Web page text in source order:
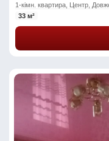
1-кімн. квартира, Центр,
33 м²